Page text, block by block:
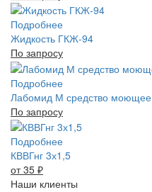
Подробнее
Жидкость ГКЖ-94
По запросу
Подробнее
Лабомид М средство моющее
По запросу
Подробнее
КВВГнг 3х1,5
от 35 ₽
Наши клиенты